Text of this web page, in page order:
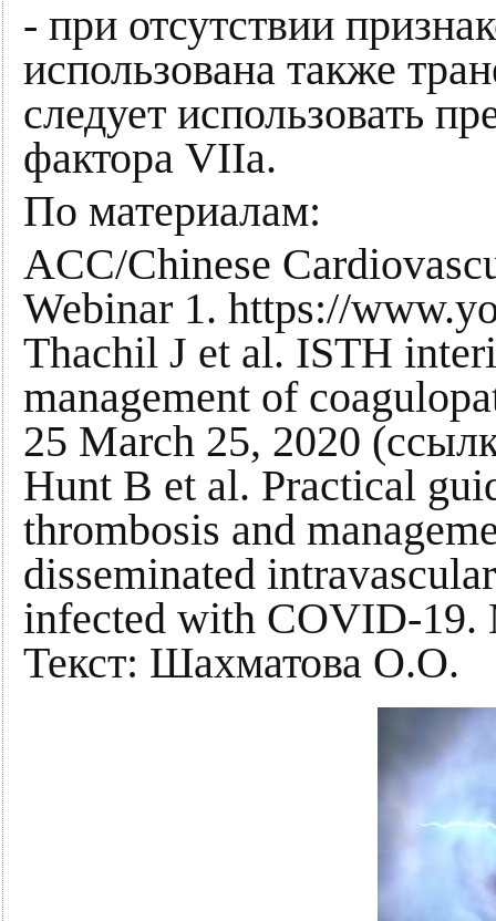
- при отсутствии
использована также
следует использовать
фактора VIIa.
По материалам:
ACC/Chinese
Webinar 1. https://
Thachil J et al. ISTH
management of
25 March 25, 2020
Hunt B et al. Practical
thrombosis and
disseminated
infected with COVID-19.
Текст: Шахматова О.О.